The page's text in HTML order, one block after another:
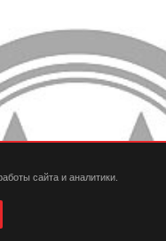
сайта и аналитики.